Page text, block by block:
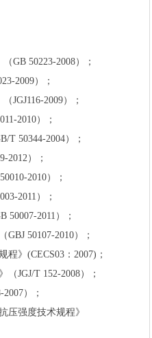
2
GB 50223-2008）；
2009）；
JGJ116-2009）；
2010）；
T 50344-2004）；
2012）；
2010）；
2011）；
50007-2011）；
50107-2010）；
》(CECS03：2007)；
JGJ/T 152-2008）；
）；
压强度技术规程》